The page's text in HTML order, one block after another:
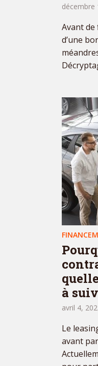
décembre
Avant de
d’une
à
avril 4,
Le
avant